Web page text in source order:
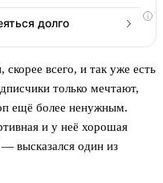
i
долго
всего, и так уже есть
только мечтают,
ещё более ненужным.
и у неё хорошая
высказался один из